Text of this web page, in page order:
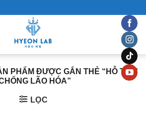
PHẨM ĐƯỢC GẮN THẺ “HỖ TRỢ
LÃO HÓA”
LỌC